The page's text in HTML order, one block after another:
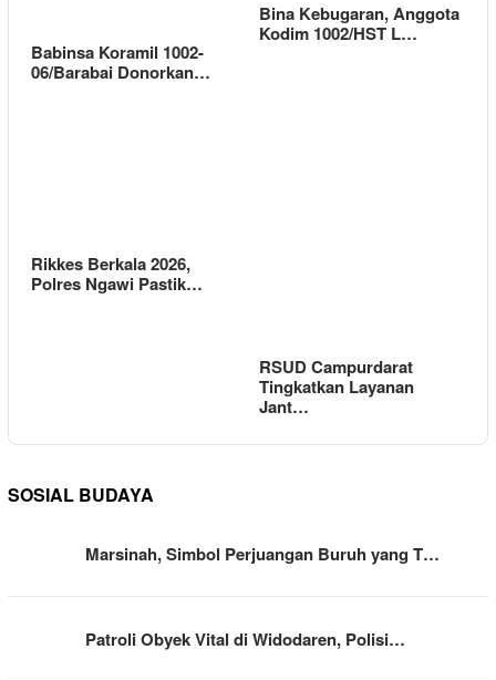
Babinsa Koramil 1002-
06/Barabai Donorkan…
Bina Kebugaran, Anggota
Kodim 1002/HST L…
Rikkes Berkala 2026,
Polres Ngawi Pastik…
RSUD Campurdarat
Tingkatkan Layanan
Jant…
SOSIAL BUDAYA
Marsinah, Simbol Perjuangan Buruh yang T…
Patroli Obyek Vital di Widodaren, Polisi…